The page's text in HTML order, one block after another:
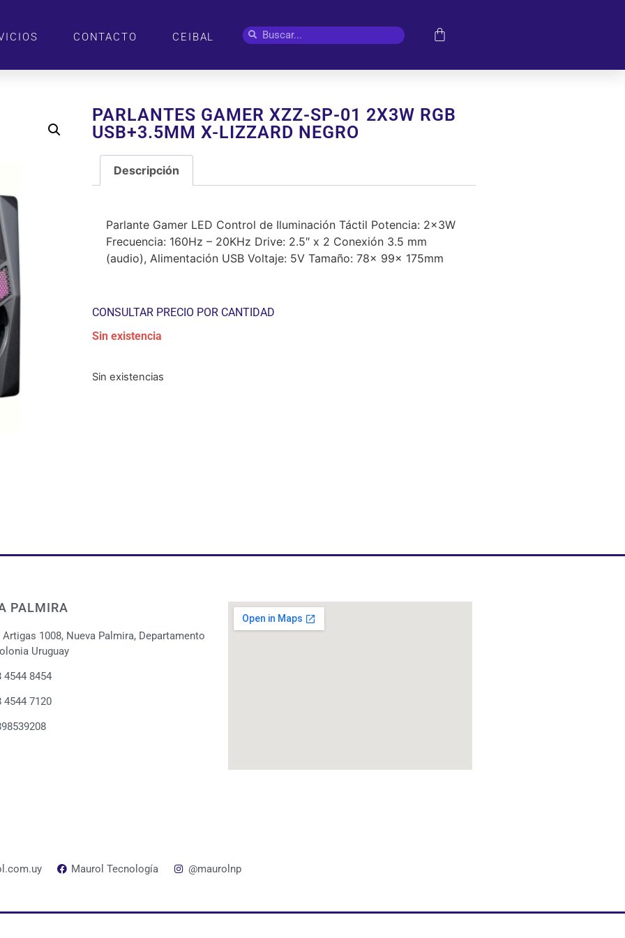
CONTACTO CEIBAL
PARLANTES GAMER XZZ-SP-01 2X3W RGB
USB+3.5MM X-LIZZARD NEGRO
Descripción
Parlante Gamer LED Control de Iluminación Táctil Potencia: 2x3W
Frecuencia: 160Hz – 20KHz Drive: 2.5″ x 2 Conexión 3.5 mm
(audio), Alimentación USB Voltaje: 5V Tamaño: 78x 99x 175mm
CONSULTAR PRECIO POR CANTIDAD
Sin existencia
Sin existencias
PALMIRA
Artigas 1008, Nueva Palmira, Departamento
Uruguay
4544 8454
4544 7120
Maurol Tecnología @maurolnp